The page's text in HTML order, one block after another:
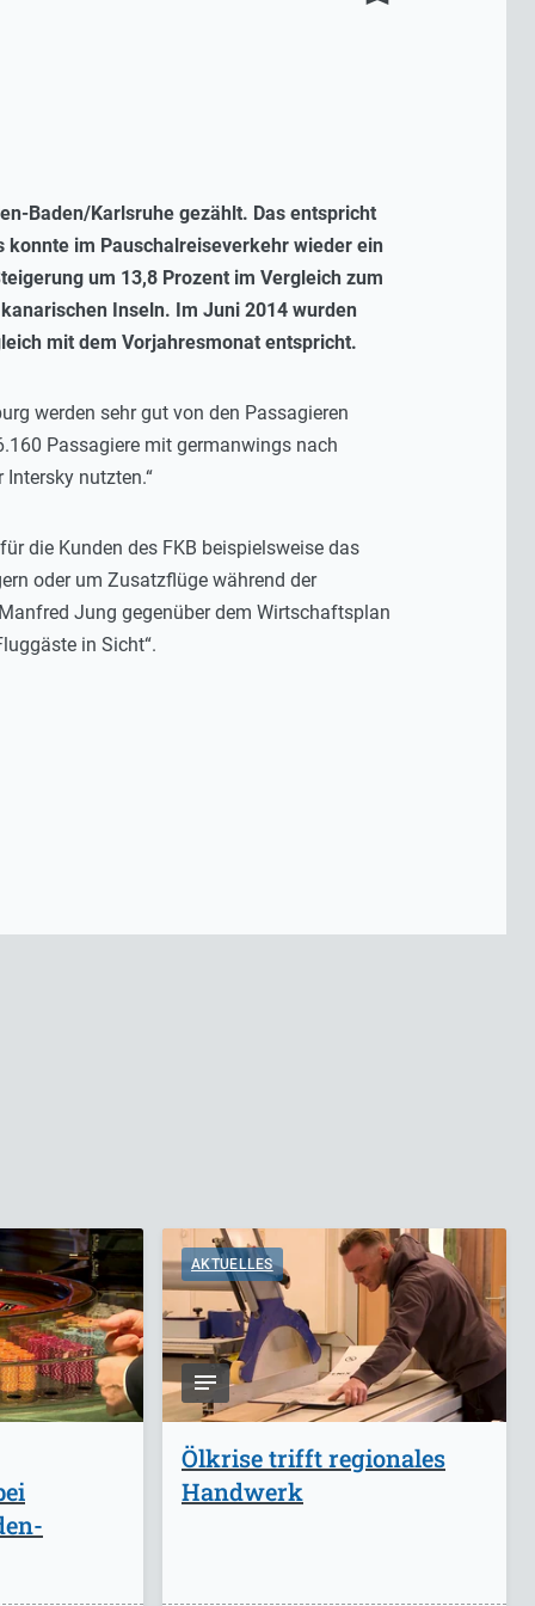
Baden/Karlsruhe gezählt. Das entspricht
im Pauschalreiseverkehr wieder ein
um 13,8 Prozent im Vergleich zum
Inseln. Im Juni 2014 wurden
mit dem Vorjahresmonat entspricht.
werden sehr gut von den Passagieren
Passagiere mit germanwings nach
nutzten.“
die Kunden des FKB beispielsweise das
oder um Zusatzflüge während der
Jung gegenüber dem Wirtschaftsplan
in Sicht“.
AKTUELLES
Ölkrise trifft regionales
Handwerk